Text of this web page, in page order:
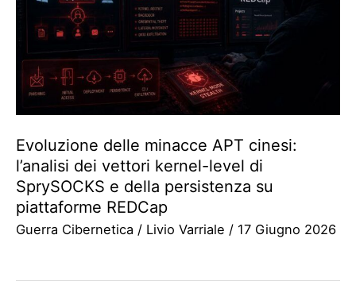
Evoluzione delle minacce APT cinesi:
l’analisi dei vettori kernel-level di
SprySOCKS e della persistenza su
piattaforme REDCap
Guerra Cibernetica / Livio Varriale / 17 Giugno 2026